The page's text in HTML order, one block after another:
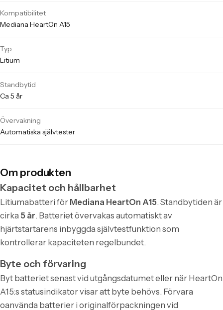
Kompatibilitet
Mediana HeartOn A15
Typ
Litium
Standbytid
Ca 5 år
Övervakning
Automatiska självtester
Om produkten
Kapacitet och hållbarhet
Litiumabatteri för Mediana HeartOn A15. Standbytiden är
cirka 5 år. Batteriet övervakas automatiskt av
hjärtstartarens inbyggda självtestfunktion som
kontrollerar kapaciteten regelbundet.
Byte och förvaring
Byt batteriet senast vid utgångsdatumet eller när HeartOn
A15:s statusindikator visar att byte behövs. Förvara
oanvända batterier i originalförpackningen vid